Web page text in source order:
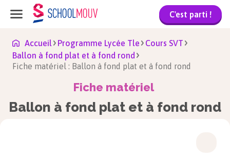
C'est parti !
Accueil Programme Lycée Tle
Cours SVT
Ballon à fond plat et à fond rond
Fiche matériel : Ballon à fond plat et à fond rond
Fiche matériel
Ballon à fond plat et à fond rond